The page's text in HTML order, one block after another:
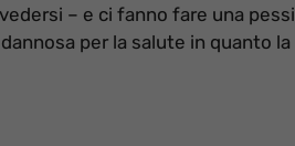
– e ci fanno fare una
per la salute in quanto